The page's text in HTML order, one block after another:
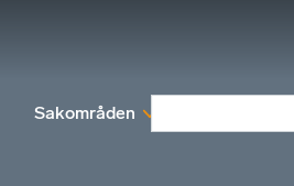
Sakområden